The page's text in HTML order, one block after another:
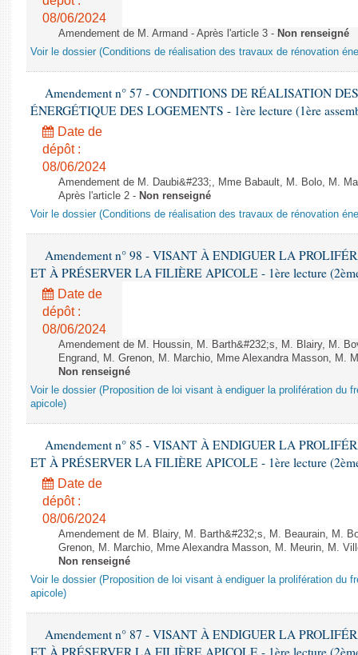
08/06/2024
Amendement de M. Armand - Après l'article 3 - Non renseigné
Voir le dossier (Conditions de réalisation des travaux de rénovation
Amendement n° 57 - CONDITIONS DE RÉALISATION
ÉNERGÉTIQUE DES LOGEMENTS - 1ère lecture (1ère
Date de
dépôt :
08/06/2024
Amendement de M. Daubi&#233;, Mme Babault, M. Bolo, M.
Après l'article 2 - Non renseigné
Voir le dossier (Conditions de réalisation des travaux de rénovation
Amendement n° 98 - VISANT À ENDIGUER LA
ET À PRÉSERVER LA FILIÈRE APICOLE - 1ère lecture
Date de
dépôt :
08/06/2024
Amendement de M. Houssin, M. Barth&#232;s, M. Blairy, M.
Engrand, M. Grenon, M. Marchio, Mme Alexandra Masson, M.
Non renseigné
Voir le dossier (Proposition de loi visant à endiguer la prolifération du
apicole)
Amendement n° 85 - VISANT À ENDIGUER LA
ET À PRÉSERVER LA FILIÈRE APICOLE - 1ère lecture
Date de
dépôt :
08/06/2024
Amendement de M. Blairy, M. Barth&#232;s, M. Beaurain, M.
Grenon, M. Marchio, Mme Alexandra Masson, M. Meurin, M.
Non renseigné
Voir le dossier (Proposition de loi visant à endiguer la prolifération du
apicole)
Amendement n° 87 - VISANT À ENDIGUER LA
ET À PRÉSERVER LA FILIÈRE APICOLE - 1ère lecture